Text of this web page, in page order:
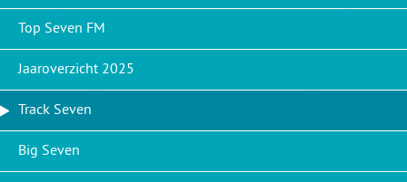
Top Seven FM
Jaaroverzicht 2025
Track Seven
Big Seven